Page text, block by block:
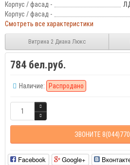
Корпус / фасад -
Корпус / фасад -
Смотреть все характеристики
Витрина 2 Диана Люкс
784 бел.руб.
Наличие: Распродано
ЗВОНИТЕ
Facebook Google+